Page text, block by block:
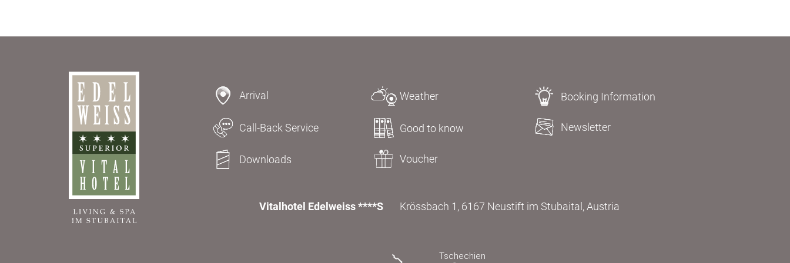
Arrival Weather Booking Information
Call-Back Service Good to know Newsletter
Downloads Voucher
Vitalhotel Edelweiss ****S Krössbach 1, 6167 Neustift im Stubaital, Austria